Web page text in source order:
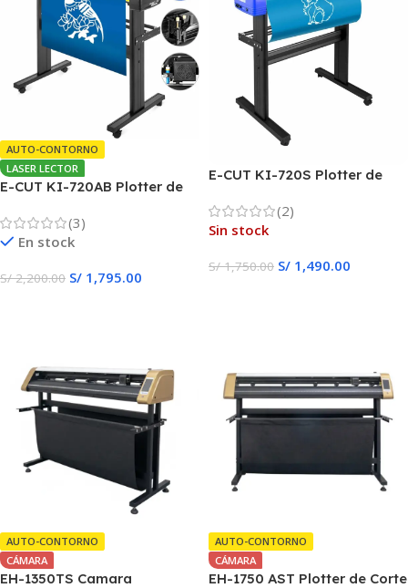
AUTO-CONTORNO
LASER LECTOR
E-CUT KI-720AB Plotter de
(3)
En stock
S/2,200.00 S/ 1,795.00
E-CUT KI-720S Plotter de
(2)
Sin stock
S/1,750.00 S/ 1,490.00
AUTO-CONTORNO
CÁMARA
EH-1350TS Camara
AUTO-CONTORNO
CÁMARA
EH-1750 AST Plotter de Corte